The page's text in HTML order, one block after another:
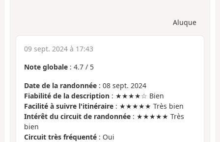
Aluque
09 sept. 2024 à 17:43
Note globale : 4.7 / 5
Date de la randonnée : 08 sept. 2024
Fiabilité de la description : ★★★★☆ Bien
Facilité à suivre l'itinéraire : ★★★★★ Très bien
Intérêt du circuit de randonnée : ★★★★★ Très
bien
Circuit très fréquenté : Oui